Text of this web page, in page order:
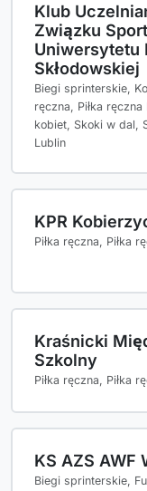
Klub
Związku
Uniwersytetu
Skłodowskiej
Biegi sprinterskie,
ręczna, Piłka
kobiet, Skoki w dal,
Lublin
KPR
Piłka ręczna, Piłka
Kraśnicki
Szkolny
Piłka ręczna, Piłka
KS AZS AWF
Biegi sprinterskie,